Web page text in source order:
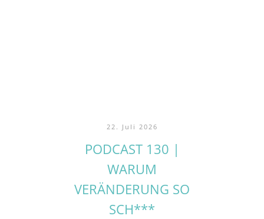
22. Juli 2026
PODCAST 130 |
WARUM
VERÄNDERUNG SO
SCH***